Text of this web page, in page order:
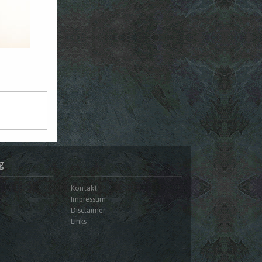
Kontakt
Impressum
Disclaimer
Links